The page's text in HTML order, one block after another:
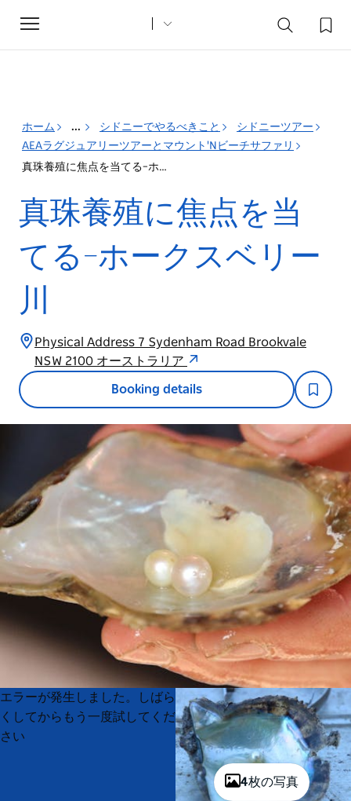
Toggle
navigation
ホーム ... シドニーでやるべきこと
シドニーツアー
AEAラグジュアリーツアーとマウント'Nビーチサファリ
真珠養殖に焦点を当てる–ホークスベリー川
真珠養殖に焦点を当
てる–ホークスベリー
川
Physical Address 7 Sydenham Road Brookvale
NSW 2100 オーストラリア
Booking details
4枚の写真
Product
List
Product
List
エラーが発生しました。しばら
くしてからもう一度試してくだ
さい